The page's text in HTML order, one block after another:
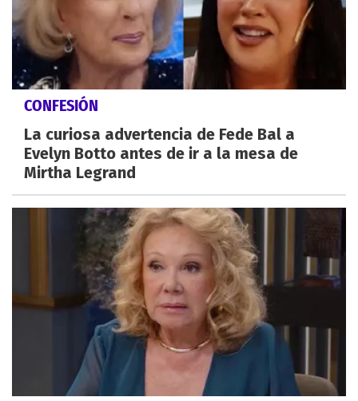
CONFESIÓN
La curiosa advertencia de Fede Bal a
Evelyn Botto antes de ir a la mesa de
Mirtha Legrand